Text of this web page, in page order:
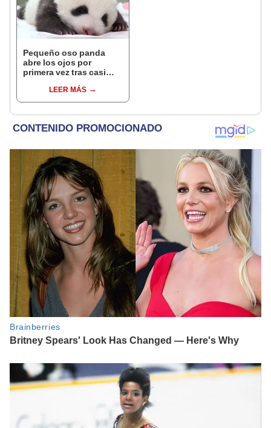
Pequeño oso panda
abre los ojos por
primera vez tras casi
nacido [VIDEO]
LEER MÁS